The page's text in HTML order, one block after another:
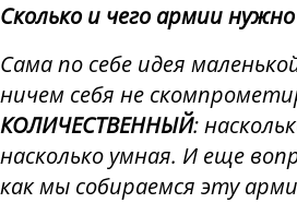
Сколько и чего армии нужно
Сама по себе идея
ничем себя не
КОЛИЧЕСТВЕННЫЙ:
насколько умная. И еще
как мы собираемся эту